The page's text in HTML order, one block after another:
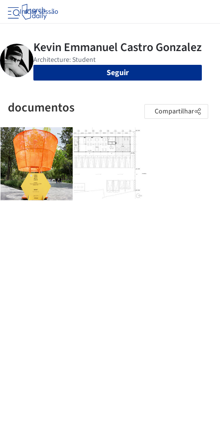
Iniciar sessão
Seguir
documentos Compartilhar